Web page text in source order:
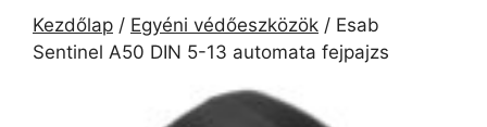
Kezdőlap / Egyéni védőeszközök / Esab
Sentinel A50 DIN 5-13 automata fejpajzs